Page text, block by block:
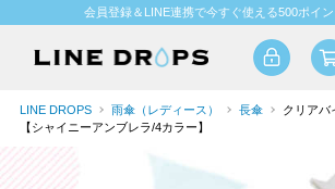
会員登録＆LINE連携で今すぐ使える500ポイン
LINE DROPS 雨傘（レディース） 長傘
クリアバ
【シャイニーアンブレラ/4カラー】